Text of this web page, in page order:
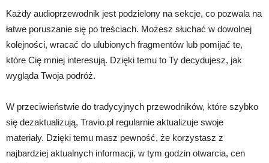
Każdy audioprzewodnik jest podzielony na sekcje, co pozwala na
łatwe poruszanie się po treściach. Możesz słuchać w dowolnej
kolejności, wracać do ulubionych fragmentów lub pomijać te,
które Cię mniej interesują. Dzięki temu to Ty decydujesz, jak
wygląda Twoja podróż.
W przeciwieństwie do tradycyjnych przewodników, które szybko
się dezaktualizują, Travio.pl regularnie aktualizuje swoje
materiały. Dzięki temu masz pewność, że korzystasz z
najbardziej aktualnych informacji, w tym godzin otwarcia, cen